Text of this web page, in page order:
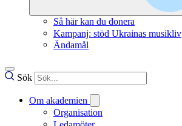
Så här kan du donera
Kampanj: stöd Ukrainas musikliv
Ändamål
Sök
Om akademien
Organisation